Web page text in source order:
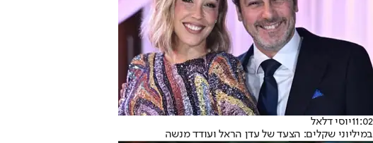
11:02יוסי דלאל
במיליוני שקלים: הצעד של עדן הראל ועודד מנשה